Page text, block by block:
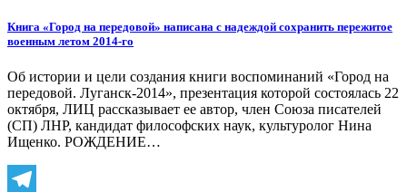
Книга «Город на передовой» написана с надеждой сохранить пережитое
военным летом 2014-го
Об истории и цели создания книги воспоминаний «Город на
передовой. Луганск-2014», презентация которой состоялась 22
октября, ЛИЦ рассказывает ее автор, член Союза писателей
(СП) ЛНР, кандидат философских наук, культуролог Нина
Ищенко. РОЖДЕНИЕ…